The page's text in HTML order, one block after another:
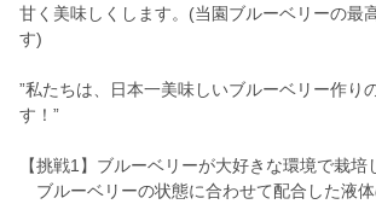
甘く美味しくします。(当園ブルーベリーの最
す)
”私たちは、日本一美味しいブルーベリー作り
す！”
【挑戦1】ブルーベリーが大好きな環境で栽培
ブルーベリーの状態に合わせて配合した液